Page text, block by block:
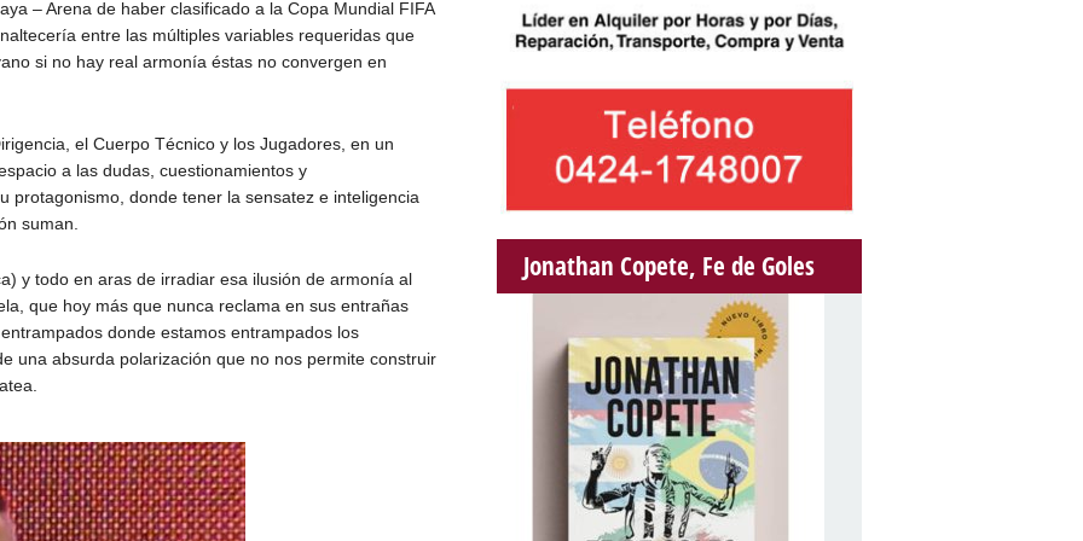
– Arena de haber clasificado a la Copa Mundial FIFA
entre las múltiples variables requeridas que
si no hay real armonía éstas no convergen en
el Cuerpo Técnico y los Jugadores, en un
a las dudas, cuestionamientos y
protagonismo, donde tener la sensatez e inteligencia
suman.
y todo en aras de irradiar esa ilusión de armonía al
que hoy más que nunca reclama en sus entrañas
donde estamos entrampados los
una absurda polarización que no nos permite construir
Jonathan Copete, Fe de Goles